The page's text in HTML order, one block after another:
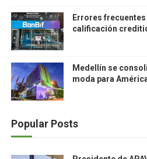
Errores
calificación
Medellín se
moda para
Popular Posts